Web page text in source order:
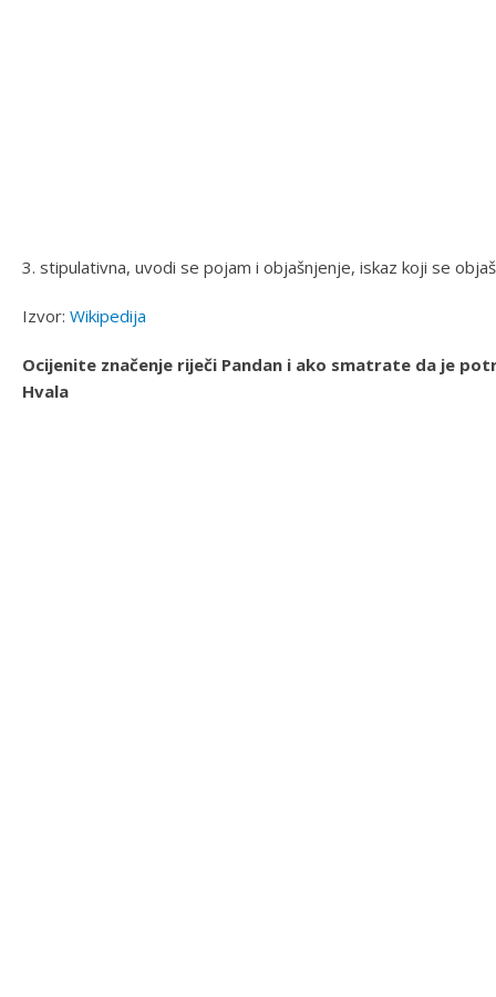
3. stipulativna, uvodi se pojam i objašnjenje, iskaz koji se
Izvor: Wikipedija
Ocijenite značenje riječi Pandan i ako smatrate da je
Hvala